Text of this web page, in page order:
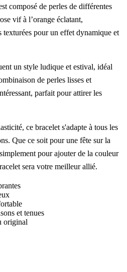
composé de perles de différentes
vif à l’orange éclatant,
texturées pour un effet dynamique et
un style ludique et estival, idéal
de perles lisses et
parfait pour attirer les
ce bracelet s'adapte à tous les
Que ce soit pour une fête sur la
pour ajouter de la couleur
sera votre meilleur allié.
et tenues
original